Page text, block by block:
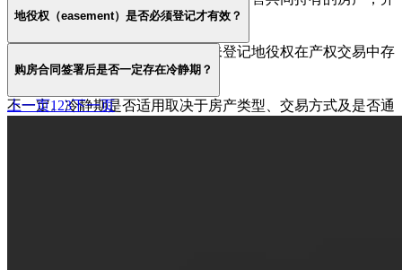
对收益进行分配。
地役权（easement）是否必须登记才有效？
通常需要登记才能对抗第三方。未登记地役权在产权交易中存
在被否定的风险。
购房合同签署后是否一定存在冷静期？
不一定。冷静期是否适用取决于房产类型、交易方式及是否通
上一页1 23下一页